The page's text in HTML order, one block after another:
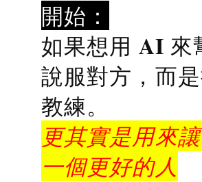
開始：
如果想用 AI 來
說服對方，而
教練。
更其實是用來
一個更好的人